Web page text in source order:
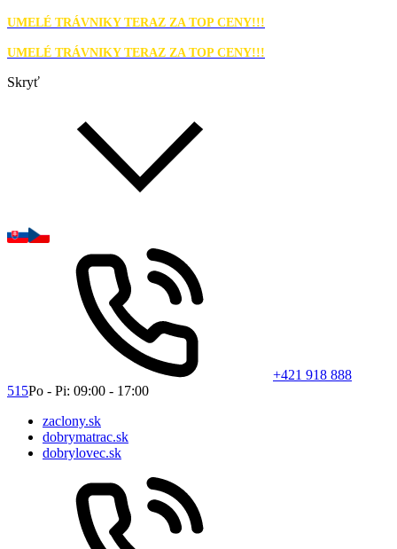
UMELÉ TRÁVNIKY TERAZ ZA TOP CENY!!!
UMELÉ TRÁVNIKY TERAZ ZA TOP CENY!!!
Skryť
+421 918 888
515Po - Pi: 09:00 - 17:00
zaclony.sk
dobrymatrac.sk
dobrylovec.sk